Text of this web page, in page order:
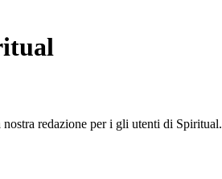
redazione per i gli utenti di Spiritual.